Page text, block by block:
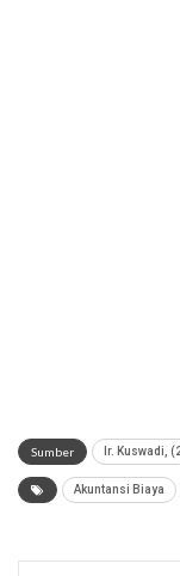
Sumber Ir. Kuswadi,
Akuntansi Biaya